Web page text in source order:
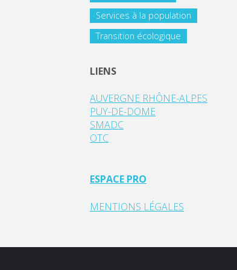
Services à la population
Transition écologique
LIENS
AUVERGNE RHÔNE-ALPES
PUY-DE-DOME
SMADC
OTC
ESPACE PRO
MENTIONS LÉGALES